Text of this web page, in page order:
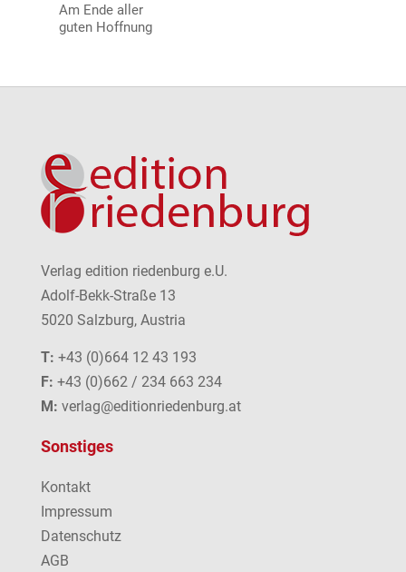
Am Ende aller
guten Hoffnung
Verlag edition riedenburg e.U.
Adolf-Bekk-Straße 13
5020 Salzburg, Austria
T: +43 (0)664 12 43 193
F: +43 (0)662 / 234 663 234
M: verlag@editionriedenburg.at
Sonstiges
Kontakt
Impressum
Datenschutz
AGB